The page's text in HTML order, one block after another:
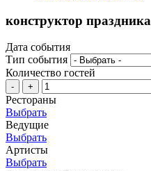
конструктор праздника
Дата события
Тип события
Количество гостей
- +
Рестораны
Выбрать
Ведущие
Выбрать
Артисты
Выбрать